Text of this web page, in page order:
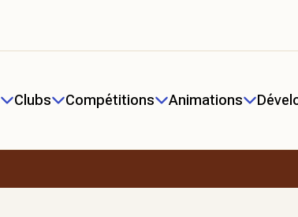
Clubs Compétitions Animations